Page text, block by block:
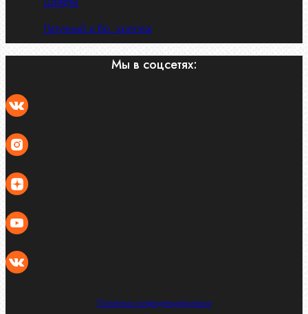
Латунный и бр. крепеж
Мы в соцсетях:
Политика конфиденциальности